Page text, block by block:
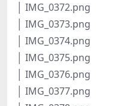
│ IMG_0372.png
│ IMG_0373.png
│ IMG_0374.png
│ IMG_0375.png
│ IMG_0376.png
│ IMG_0377.png